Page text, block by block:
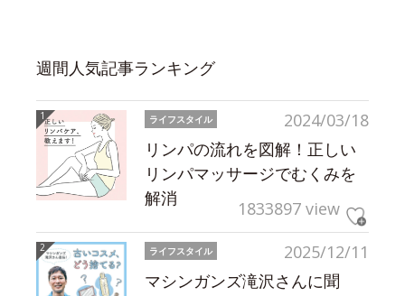
週間人気記事ランキング
2024/03/18
ライフスタイル
リンパの流れを図解！正しい
リンパマッサージでむくみを
解消
1833897 view
2025/12/11
ライフスタイル
マシンガンズ滝沢さんに聞